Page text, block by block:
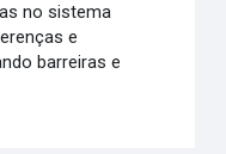
no sistema
e
barreiras e